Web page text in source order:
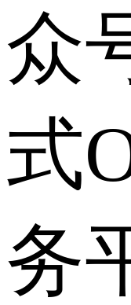
众
式
务